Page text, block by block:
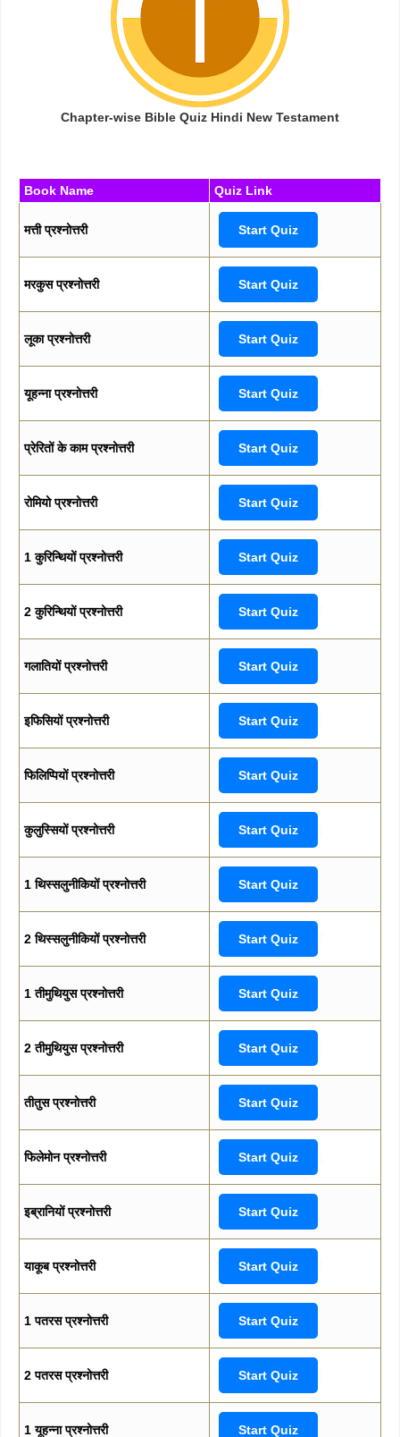
Chapter-wise Bible Quiz Hindi New Testament
Book Name Quiz Link
मत्ती प्रश्नोत्तरी Start Quiz
मरकुस प्रश्नोत्तरी Start Quiz
लूका प्रश्नोत्तरी Start Quiz
यूहन्ना प्रश्नोत्तरी Start Quiz
प्रेरितों के काम प्रश्नोत्तरी Start Quiz
रोमियो प्रश्नोत्तरी Start Quiz
1 कुरिन्थियों प्रश्नोत्तरी Start Quiz
2 कुरिन्थियों प्रश्नोत्तरी Start Quiz
गलातियों प्रश्नोत्तरी Start Quiz
इफिसियों प्रश्नोत्तरी Start Quiz
फिलिप्पियों प्रश्नोत्तरी Start Quiz
कुलुस्सियों प्रश्नोत्तरी Start Quiz
1 थिस्सलुनीकियों प्रश्नोत्तरी Start Quiz
2 थिस्सलुनीकियों प्रश्नोत्तरी Start Quiz
1 तीमुथियुस प्रश्नोत्तरी Start Quiz
2 तीमुथियुस प्रश्नोत्तरी Start Quiz
तीतुस प्रश्नोत्तरी Start Quiz
फिलेमोन प्रश्नोत्तरी Start Quiz
इब्रानियों प्रश्नोत्तरी Start Quiz
याकूब प्रश्नोत्तरी Start Quiz
1 पतरस प्रश्नोत्तरी Start Quiz
2 पतरस प्रश्नोत्तरी Start Quiz
1 यूहन्ना प्रश्नोत्तरी Start Quiz